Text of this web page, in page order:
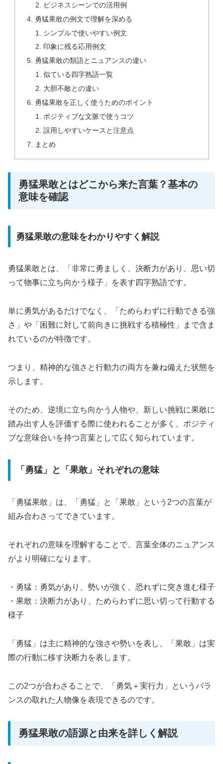
ビジネスシーンでの活用例
勇猛果敢の例文で理解を深める
シンプルで使いやすい例文
印象に残る応用例文
勇猛果敢の類語とニュアンスの違い
似ている四字熟語一覧
大胆不敵との違い
勇猛果敢を正しく使うためのポイント
ポジティブな文脈で使うコツ
誤用しやすいケースと注意点
まとめ
勇猛果敢とはどこから来た言葉？基本の
意味を確認
勇猛果敢の意味をわかりやすく解説
勇猛果敢とは、「非常に勇ましく、決断力があり、思い切
って物事に立ち向かう様子」を表す四字熟語です。
単に勇気があるだけでなく、「ためらわずに行動できる強
さ」や「困難に対して前向きに挑戦する積極性」まで含ま
れているのが特徴です。
つまり、精神的な強さと行動力の両方を兼ね備えた状態を
示します。
そのため、逆境に立ち向かう人物や、新しい挑戦に果敢に
踏み出す人を評価する際に使われることが多く、ポジティ
ブな意味合いを持つ言葉として広く知られています。
「勇猛」と「果敢」それぞれの意味
「勇猛果敢」は、「勇猛」と「果敢」という2つの言葉が
組み合わさってできています。
それぞれの意味を理解することで、言葉全体のニュアンス
がより明確になります。
・勇猛：勇気があり、勢いが強く、恐れずに突き進む様子
・果敢：決断力があり、ためらわずに思い切って行動する
様子
「勇猛」は主に精神的な強さや勢いを表し、「果敢」は実
際の行動に移す決断力を表します。
この2つが合わさることで、「勇気＋実行力」というバラ
ンスの取れた人物像を表現できるのです。
勇猛果敢の語源と由来を詳しく解説